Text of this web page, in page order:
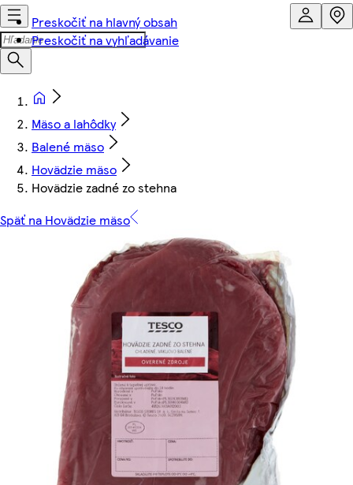
Preskočiť na hlavný obsah
Preskočiť na vyhľadávanie
Mäso a lahôdky
Balené mäso
Hovädzie mäso
Hovädzie zadné zo stehna
Späť na Hovädzie mäso